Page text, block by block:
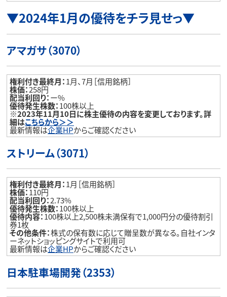
▼2024年1月の優待をチラ見せっ▼
アマガサ（3070）
権利付き最終月：1月、7月［信用銘柄］
株価：258円
配当利回り：ー%
優待発生株数：100株以上
※2023年11月10日に株主優待の内容を変更しております。詳
細はこちらから＞＞
最新情報は企業HPからご確認ください
ストリーム（3071）
権利付き最終月：1月［信用銘柄］
株価：110円
配当利回り：2.73%
優待発生株数：100株以上
優待内容：100株以上2,500株未満保有で1,000円分の優待割引
券1枚
その他条件：株式の保有数に応じて贈呈数が異なる。自社インタ
ーネットショッピングサイトで利用可
最新情報は企業HPからご確認ください
日本駐車場開発（2353）